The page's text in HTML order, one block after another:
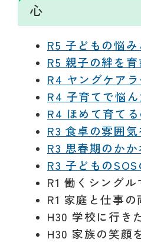
心
R5 子どもの悩
R5 親子の絆を
R4 ヤングケア
R4 子育てで悩ん
R4 ほめて育て
R3 食卓の雰囲
R3 思春期のか
R3 子どもの
R1 働くシング
R1 家庭と仕事
H30 学校に行き
H30 家族の笑